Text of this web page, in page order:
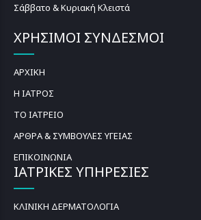
Σάββατο & Κυριακή Κλειστά
ΧΡΗΣΙΜΟΙ ΣΥΝΔΕΣΜΟΙ
ΑΡΧΙΚΗ
Η ΙΑΤΡΟΣ
ΤΟ ΙΑΤΡΕΙΟ
ΑΡΘΡΑ & ΣΥΜΒΟΥΛΕΣ ΥΓΕΙΑΣ
ΕΠΙΚΟΙΝΩΝΙΑ
ΙΑΤΡΙΚΕΣ ΥΠΗΡΕΣΙΕΣ
ΚΛΙΝΙΚΗ ΔΕΡΜΑΤΟΛΟΓΙΑ